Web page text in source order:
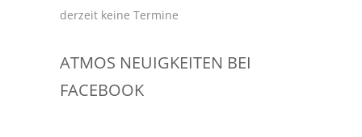
derzeit keine Termine
ATMOS NEUIGKEITEN BEI
FACEBOOK